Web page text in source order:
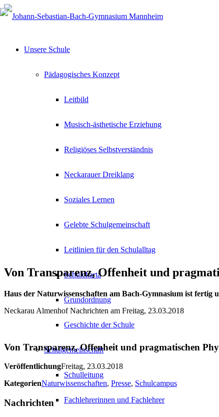
Unsere Schule
Pädagogisches Konzept
Leitbild
Musisch-ästhetische Erziehung
Religiöses Selbstverständnis
Neckarauer Dreiklang
Soziales Lernen
Gelebte Schulgemeinschaft
Leitlinien für den Schulalltag
Schulcharta
Grundordnung
Geschichte der Schule
Schulgemeinschaft
Schulleitung
Fachlehrerinnen und Fachlehrer
Von Transparenz, Offenheit und
Haus der Naturwissenschaften am Bach-Gymnasium ist fertig
Neckarau Almenhof Nachrichten am Freitag, 23.03.2018
Von Transparenz, Offenheit und pragmatischen
VeröffentlichungFreitag, 23.03.2018
KategorienNaturwissenschaften, Presse, Schulcampus
Nachrichten